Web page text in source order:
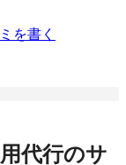
を書く
代行のサ